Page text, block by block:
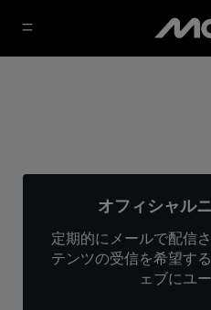
オフィシャル
定期的にメールで配信
テンツの受信を希望す
ェブにユ